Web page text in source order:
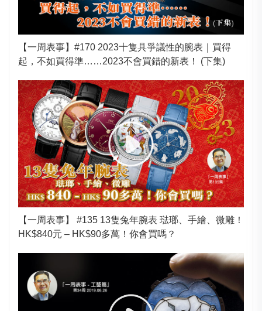
【一周表事】#170 2023十隻具爭議性的腕表｜買得
起，不如買得準……2023不會買錯的新表！ (下集)
【一周表事】 #135 13隻兔年腕表 琺瑯、手繪、微雕！
HK$840元 – HK$90多萬！你會買嗎？